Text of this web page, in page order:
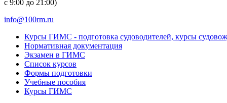
с 9:00 до 21:00)
info@100rm.ru
Курсы ГИМС - подготовка судоводителей, курсы
Нормативная документация
Экзамен в ГИМС
Список курсов
Формы подготовки
Учебные пособия
Курсы ГИМС